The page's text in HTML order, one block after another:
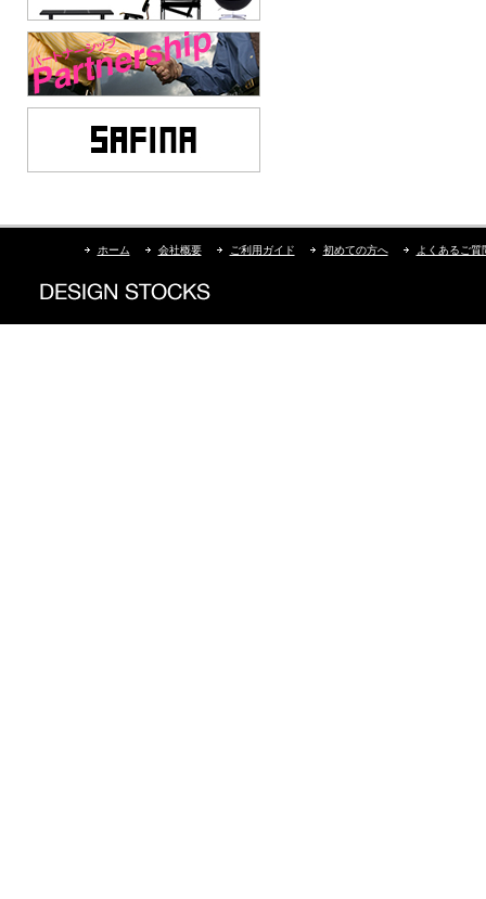
ホーム 会社概要 ご利用ガイド 初めての方へ よくあるご質